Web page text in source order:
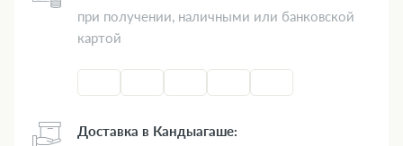
при получении, наличными или банковской
картой
Доставка в Кандыагаше: